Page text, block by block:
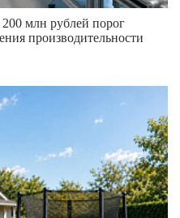
млн рублей порог
производительности